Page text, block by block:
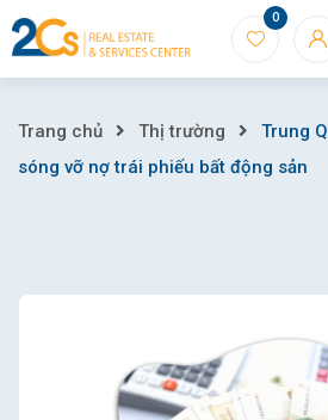
Skip
to
0
Trung
rút
Trang chủ Thị trường
Trung
sóng vỡ nợ trái phiếu bất động sản